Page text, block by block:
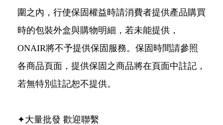
圍之內，行使保固權益時請消費者提供產品購買
時的包裝外盒與購物明細，若未能提供，
ONAIR將不予提供保固服務。保固時間請參照
各商品頁面，提供保固之商品將在頁面中註記，
若無特別註記恕不提供。
✦大量批發 歡迎聯繫